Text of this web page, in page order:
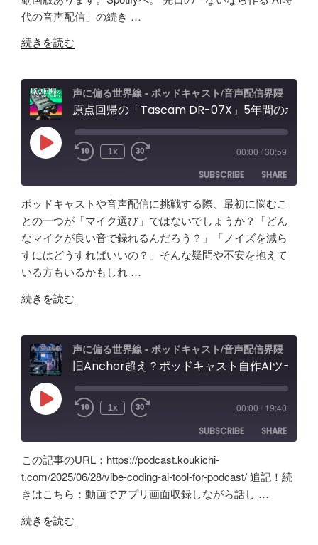
け
エ
ル
ト
オ
ー
ィ
タ
ー
フ
ェ
ー
ス
ビ
ュ
ー
忘
07X&TroyStudio
で
録
＆
検
証"
RSS FEED
LINK
EMBED
代の音声配信」の続き …
"AI
叶
え
る
想
ド
キ
ャ
ス
ト
音
編
集」
ア
リ
【Google
Studio】
バ
イ
ブ
コ
続きを読む
声に偏る世界線 - ポッドキャスト/音声配信界隈
Play
Episode 1x 00:00 /30:59
SUBSCRIBE
SHARE
Amazon
Apple Podcasts
RSS
Spotify
RSS FEED
SHARE
LINK
EMBED
ポッドキャストや音声配信に挑戦する際、最初に悩むこ
との一つが「マイク選び」ではないでしょうか？「どん
なマイクが良い音で録れるんだろう？」「ノイズを減ら
すにはどうすればいいの？」そんな疑問や不安を抱えて
いる方もいるかもしれ …
"原
帰
の
「Tascam
DR-
07X」
間
の
ポ
ッ
続きを読む
声に偏る世界線 - ポッドキャスト/音声配信界隈
Play
Episode 1x 00:00 / 19:40
SUBSCRIBE
SHARE
Amazon
Apple Podcasts
RSS
Spotify
RSS FEED
SHARE
LINK
EMBED
この記事のURL：https://podcast.koukichi-
t.com/2025/06/28/vibe-coding-ai-tool-for-podcast/ 追記！続
きはこちら：動画でアプリ画面収録しながら話し …
"旧
続きを読む